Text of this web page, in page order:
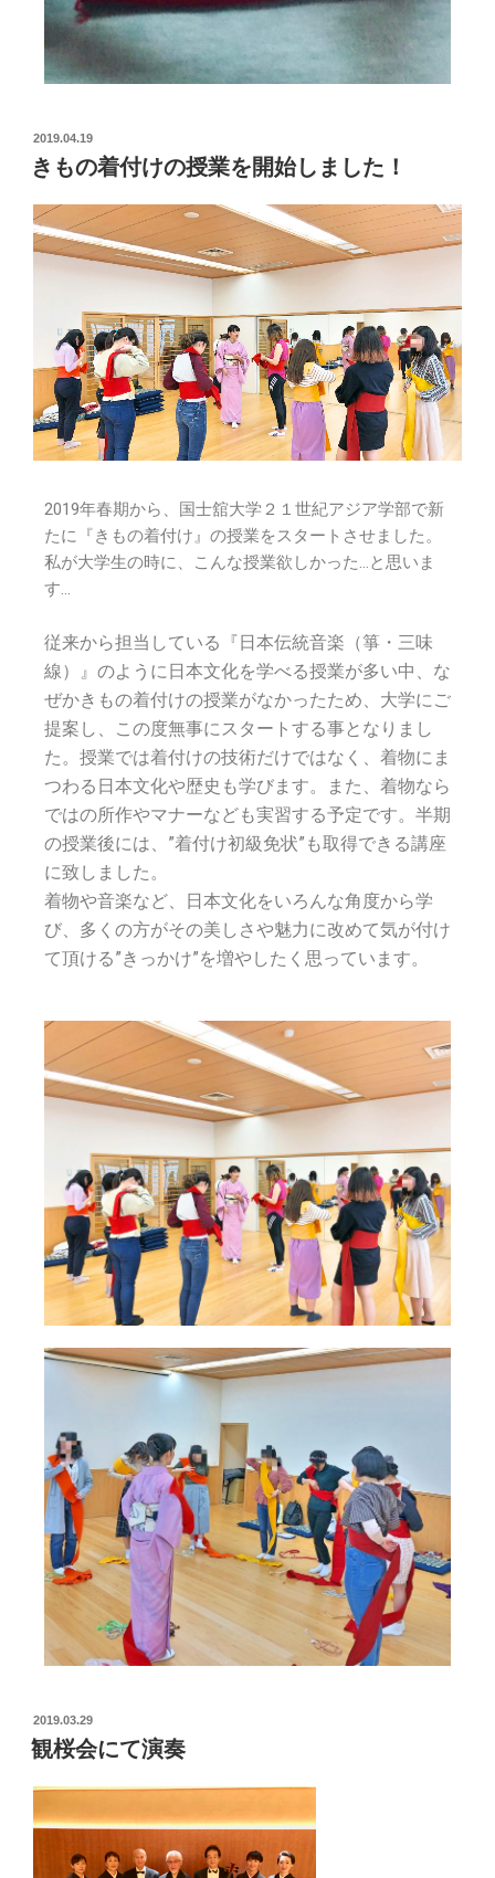
2019.04.19
きもの着付けの授業を開始しました！
2019年春期から、国士舘大学２１世紀アジア学部で新
たに『きもの着付け』の授業をスタートさせました。
私が大学生の時に、こんな授業欲しかった…と思いま
す…
従来から担当している『日本伝統音楽（箏・三味
線）』のように日本文化を学べる授業が多い中、な
ぜかきもの着付けの授業がなかったため、大学にご
提案し、この度無事にスタートする事となりまし
た。 授業では着付けの技術だけではなく、着物にま
つわる日本文化や歴史も学びます。また、着物なら
ではの所作やマナーなども実習する予定です。 半期
の授業後には、”着付け初級免状”も取得できる講座
に致しました。
着物や音楽など、日本文化をいろんな角度から学
び、多くの方がその美しさや魅力に改めて気が付け
て頂ける”きっかけ”を増やしたく思っています。
2019.03.29
観桜会にて演奏